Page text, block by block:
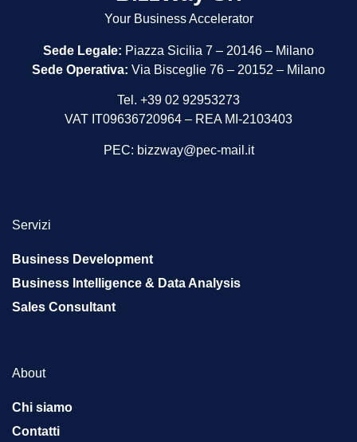
Your Business Accelerator
Sede Legale: Piazza Sicilia 7 – 20146 – Milano
Sede Operativa: Via Bisceglie 76 – 20152 – Milano
Tel. +39 02 92953273
VAT IT09636720964 – REA MI-2103403
PEC: bizzway@pec-mail.it
Servizi
Business Development
Business Intelligence & Data Analysis
Sales Consultant
About
Chi siamo
Contatti